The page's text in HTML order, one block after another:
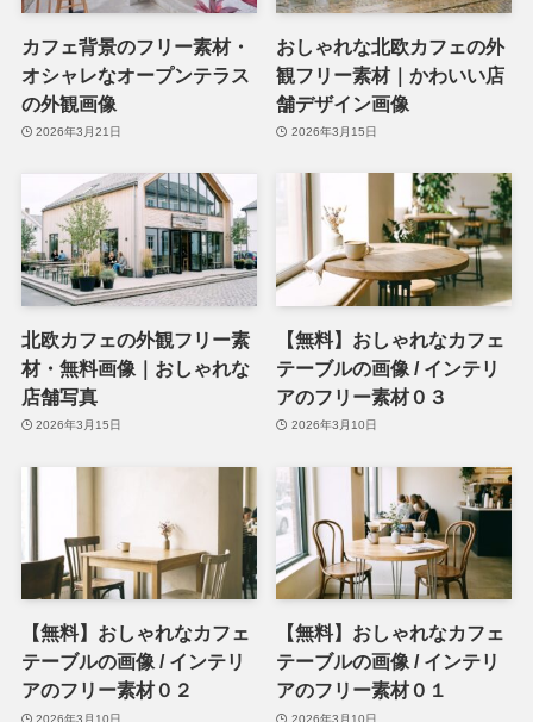
カフェ背景のフリー素材・
オシャレなオープンテラス
の外観画像
2026年3月21日
おしゃれな北欧カフェの外
観フリー素材｜かわいい店
舗デザイン画像
2026年3月15日
北欧カフェの外観フリー素
材・無料画像｜おしゃれな
店舗写真
2026年3月15日
【無料】おしゃれなカフェ
テーブルの画像 / インテリ
アのフリー素材０３
2026年3月10日
【無料】おしゃれなカフェ
テーブルの画像 / インテリ
アのフリー素材０２
2026年3月10日
【無料】おしゃれなカフェ
テーブルの画像 / インテリ
アのフリー素材０１
2026年3月10日